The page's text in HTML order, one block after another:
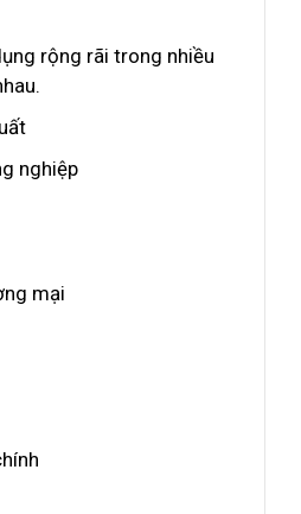
rộng rãi trong nhiều
nghiệp
mại